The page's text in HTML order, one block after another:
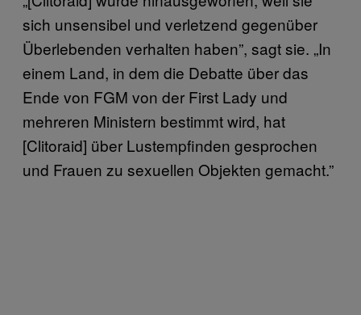
sich unsensibel und verletzend gegenüber
Überlebenden verhalten haben”, sagt sie. „In
einem Land, in dem die Debatte über das
Ende von FGM von der First Lady und
mehreren Ministern bestimmt wird, hat
[Clitoraid] über Lustempfinden gesprochen
und Frauen zu sexuellen Objekten gemacht.”